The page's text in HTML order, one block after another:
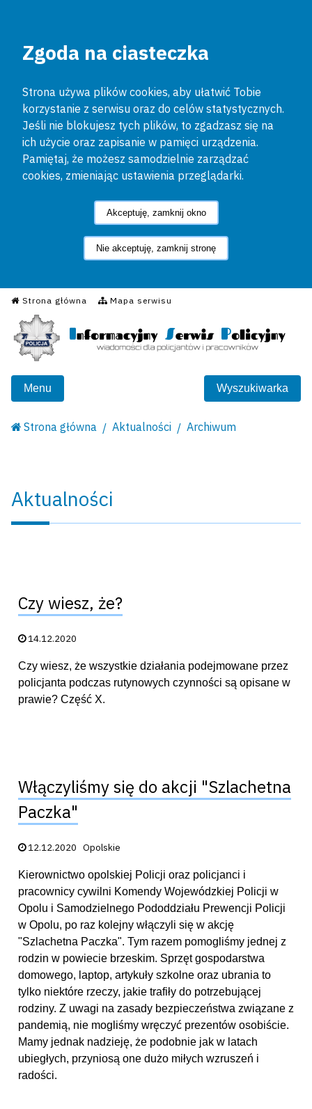
Zgoda na ciasteczka
Strona używa plików cookies, aby ułatwić Tobie
korzystanie z serwisu oraz do celów statystycznych.
Jeśli nie blokujesz tych plików, to zgadzasz się na
ich użycie oraz zapisanie w pamięci urządzenia.
Pamiętaj, że możesz samodzielnie zarządzać
cookies, zmieniając ustawienia przeglądarki.
Akceptuję, zamknij okno
Nie akceptuję, zamknij stronę
Strona główna Mapa serwisu
Informacyjny Serwis
Menu Wyszukiwarka
Strona główna Aktualności Archiwum
Aktualności
Czy wiesz, że?
Data publikacji:
14.12.2020
Czy wiesz, że wszystkie działania podejmowane przez
policjanta podczas rutynowych czynności są opisane w
prawie? Część X.
Włączyliśmy się do akcji "Szlachetna
Paczka"
Data publikacji:
12.12.2020 Opolskie
Kierownictwo opolskiej Policji oraz policjanci i
pracownicy cywilni Komendy Wojewódzkiej Policji w
Opolu i Samodzielnego Pododdziału Prewencji Policji
w Opolu, po raz kolejny włączyli się w akcję
"Szlachetna Paczka". Tym razem pomogliśmy jednej z
rodzin w powiecie brzeskim. Sprzęt gospodarstwa
domowego, laptop, artykuły szkolne oraz ubrania to
tylko niektóre rzeczy, jakie trafiły do potrzebującej
rodziny. Z uwagi na zasady bezpieczeństwa związane z
pandemią, nie mogliśmy wręczyć prezentów osobiście.
Mamy jednak nadzieję, że podobnie jak w latach
ubiegłych, przyniosą one dużo miłych wzruszeń i
radości.